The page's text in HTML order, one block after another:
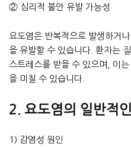
② 심리적 불안 유발 가능성
요도염은 반복적으로 발생하거
을 유발할 수 있습니다. 환자는
스트레스를 받을 수 있으며, 이
을 미칠 수 있습니다.
2. 요도염의 일반적
1) 감염성 원인